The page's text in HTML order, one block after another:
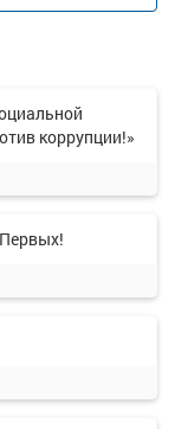
коррупции!»